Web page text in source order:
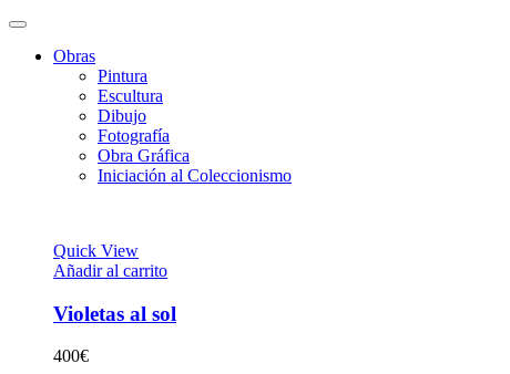
Obras
Pintura
Escultura
Dibujo
Fotografía
Obra Gráfica
Iniciación al Coleccionismo
Quick View
Añadir al carrito
Violetas al sol
400€